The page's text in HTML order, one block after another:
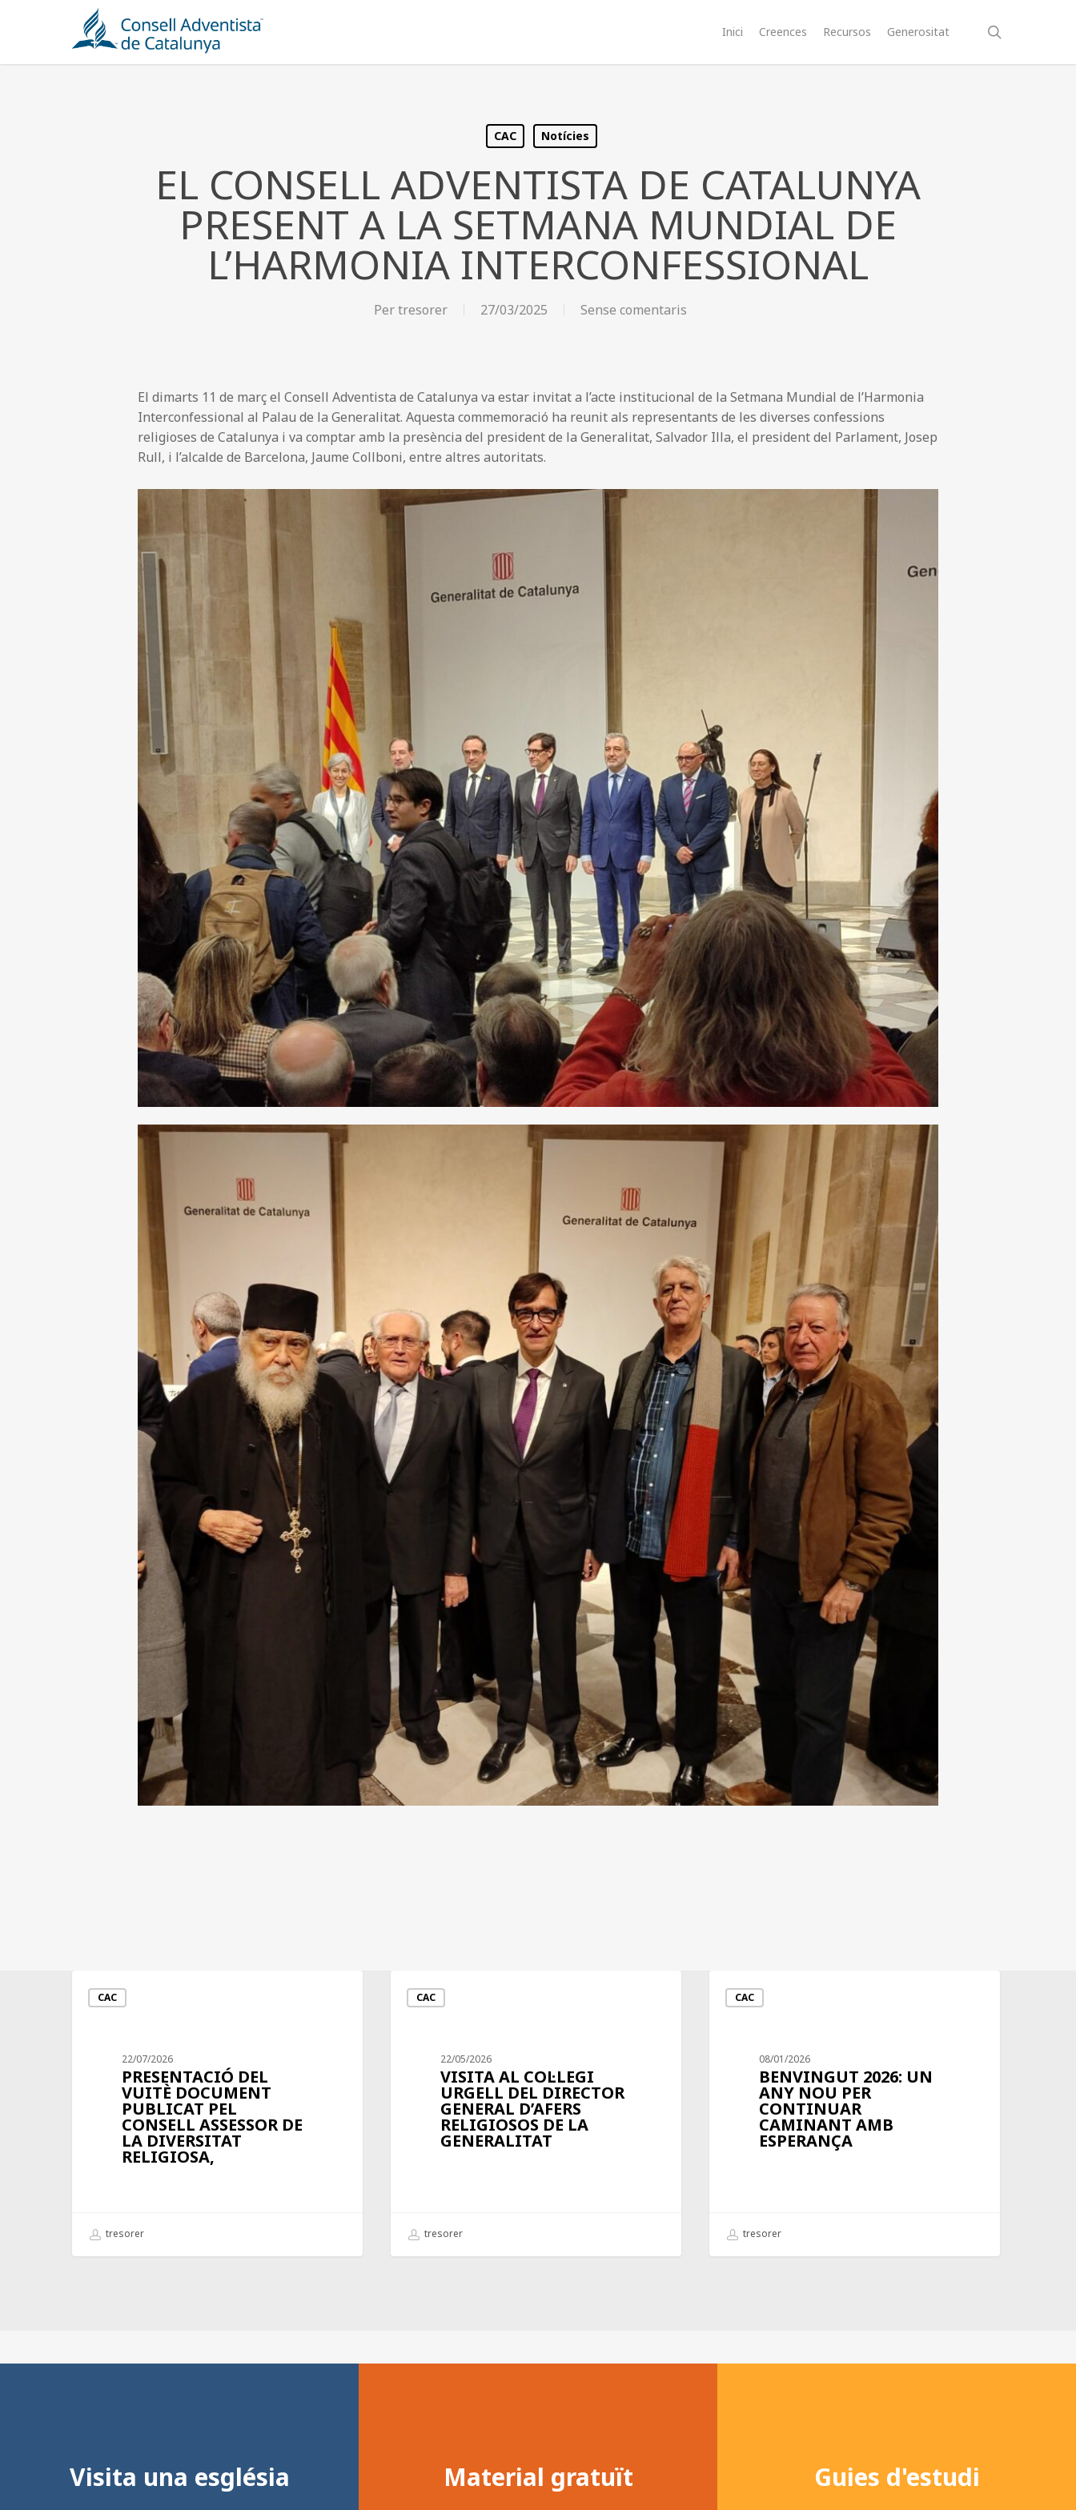
content
Inici Creences Recursos Generositat
CAC Notícies
EL CONSELL ADVENTISTA DE CATALUNYA
PRESENT A LA SETMANA MUNDIAL DE
L’HARMONIA INTERCONFESSIONAL
Per tresorer 27/03/2025 Sense comentaris
El dimarts 11 de març el Consell Adventista de Catalunya va estar invitat a l’acte institucional de la Setmana Mundial de l’Harmonia
Interconfessional al Palau de la Generalitat. Aquesta commemoració ha reunit als representants de les diverses confessions
religioses de Catalunya i va comptar amb la presència del president de la Generalitat, Salvador Illa, el president del Parlament, Josep
Rull, i l’alcalde de Barcelona, Jaume Collboni, entre altres autoritats.
CAC
22/07/2026
PRESENTACIÓ DEL
VUITÈ DOCUMENT
PUBLICAT PEL
CONSELL ASSESSOR DE
LA DIVERSITAT
RELIGIOSA,
tresorer
CAC
22/05/2026
VISITA AL COL·LEGI
URGELL DEL DIRECTOR
GENERAL D’AFERS
RELIGIOSOS DE LA
GENERALITAT
tresorer
CAC
08/01/2026
BENVINGUT 2026: UN
ANY NOU PER
CONTINUAR
CAMINANT AMB
ESPERANÇA
tresorer
Visita una església Material gratuït Guies d'estudi